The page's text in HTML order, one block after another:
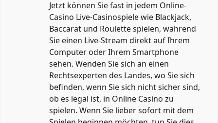
Jetzt können Sie fast in jedem Online-
Casino Live-Casinospiele wie Blackjack,
Baccarat und Roulette spielen, während
Sie einen Live-Stream direkt auf Ihrem
Computer oder Ihrem Smartphone
sehen. Wenden Sie sich an einen
Rechtsexperten des Landes, wo Sie sich
befinden, wenn Sie sich nicht sicher sind,
ob es legal ist, in Online Casino zu
spielen. Wenn Sie lieber sofort mit dem